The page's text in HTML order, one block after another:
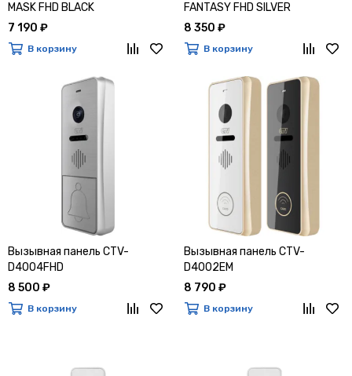
MASK FHD BLACK
7 190 ₽
В корзину
FANTASY FHD SILVER
8 350 ₽
В корзину
Вызывная панель CTV-
D4004FHD
8 500 ₽
В корзину
Вызывная панель CTV-
D4002EM
8 790 ₽
В корзину